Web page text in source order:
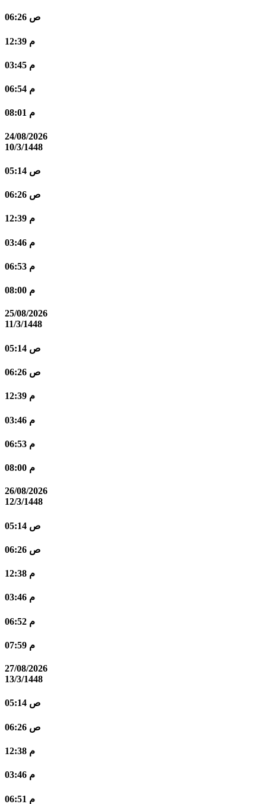
06:26 ص
12:39 م
03:45 م
06:54 م
08:01 م
24/08/2026
10/3/1448
05:14 ص
06:26 ص
12:39 م
03:46 م
06:53 م
08:00 م
25/08/2026
11/3/1448
05:14 ص
06:26 ص
12:39 م
03:46 م
06:53 م
08:00 م
26/08/2026
12/3/1448
05:14 ص
06:26 ص
12:38 م
03:46 م
06:52 م
07:59 م
27/08/2026
13/3/1448
05:14 ص
06:26 ص
12:38 م
03:46 م
06:51 م